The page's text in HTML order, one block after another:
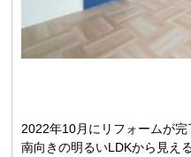
2022年10月にリフォームが完
南向きの明るいLDKから見え